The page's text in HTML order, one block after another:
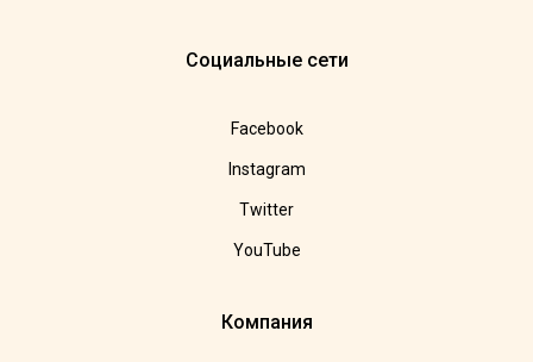
Социальные сети
Facebook
Instagram
Twitter
YouTube
Компания